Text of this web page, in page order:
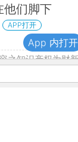
他们脚下
APP打开
之知识产权为财
未经许可，禁止
用。
App 内打开